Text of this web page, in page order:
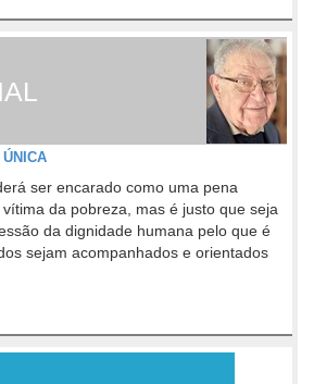
ser encarado como uma pena
da pobreza, mas é justo que seja
da dignidade humana pelo que é
sejam acompanhados e orientados